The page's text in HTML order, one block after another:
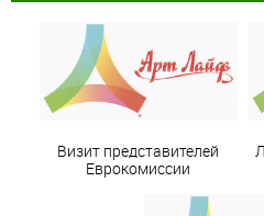
Визит представителей
Еврокомиссии